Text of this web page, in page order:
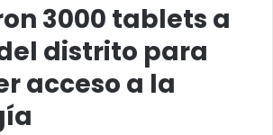
3000 tablets a
distrito para
acceso a la